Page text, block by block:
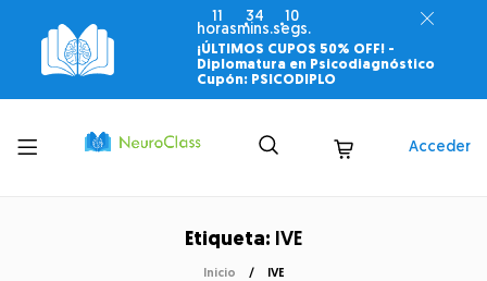
11
horas
34
mins.
10
segs.
¡ÚLTIMOS CUPOS 50% OFF! -
Diplomatura en Psicodiagnóstico
Cupón: PSICODIPLO
Toggle
menu
Acceder
Etiqueta: IVE
Inicio IVE